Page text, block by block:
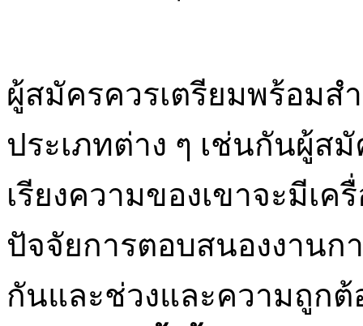
ผู้สมัครควรเตรียมพร้อมส
ประเภทต่าง ๆ เช่นกันผู้ส
เรียงความของเขาจะมีเ
ปัจจัยการตอบสนองงานก
กันและช่วงและความถูก